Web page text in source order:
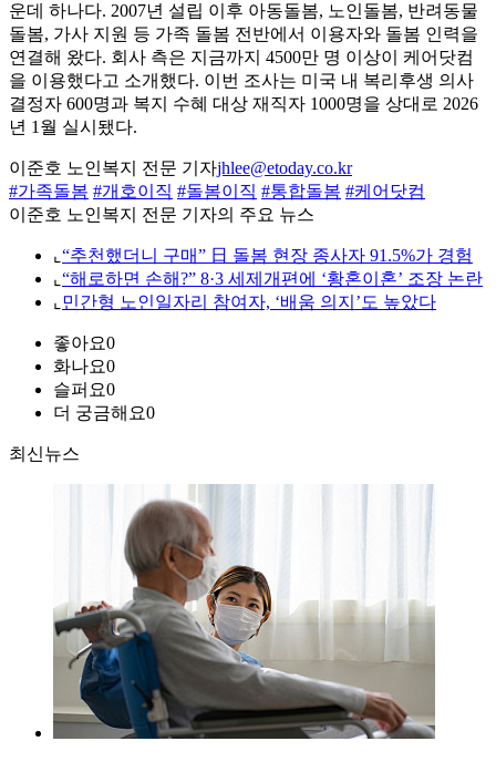
운데 하나다. 2007년 설립 이후 아동돌봄, 노인돌봄, 반려동물
돌봄, 가사 지원 등 가족 돌봄 전반에서 이용자와 돌봄 인력을
연결해 왔다. 회사 측은 지금까지 4500만 명 이상이 케어닷컴
을 이용했다고 소개했다. 이번 조사는 미국 내 복리후생 의사
결정자 600명과 복지 수혜 대상 재직자 1000명을 상대로 2026
년 1월 실시됐다.
이준호 노인복지 전문 기자jhlee@etoday.co.kr
#가족돌봄 #개호이직 #돌봄이직 #통합돌봄 #케어닷컴
이준호 노인복지 전문 기자의 주요 뉴스
⌞ “추천했더니 구매” 日 돌봄 현장 종사자 91.5%가 경험
⌞ “해로하면 손해?” 8·3 세제개편에 ‘황혼이혼’ 조장 논란
⌞ 민간형 노인일자리 참여자, ‘배움 의지’도 높았다
좋아요0
화나요0
슬퍼요0
더 궁금해요0
최신뉴스